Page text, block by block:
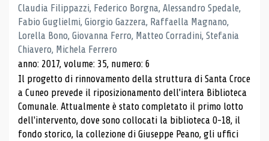
Claudia Filippazzi, Federico Borgna, Alessandro Spedale,
Fabio Guglielmi, Giorgio Gazzera, Raffaella Magnano,
Lorella Bono, Giovanna Ferro, Matteo Corradini, Stefania
Chiavero, Michela Ferrero
anno: 2017, volume: 35, numero: 6
Il progetto di rinnovamento della struttura di Santa Croce
a Cuneo prevede il riposizionamento dell'intera Biblioteca
Comunale. Attualmente è stato completato il primo lotto
dell'intervento, dove sono collocati la biblioteca 0-18, il
fondo storico, la collezione di Giuseppe Peano, gli uffici